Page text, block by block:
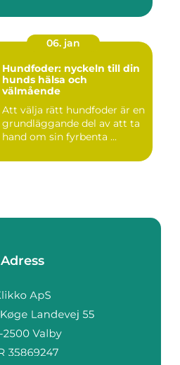
06. jan
Hundfoder: nyckeln till din
hunds hälsa och
välmående
Att välja rätt hundfoder är en
grundläggande del av att ta
hand om sin fyrbenta ...
Adress